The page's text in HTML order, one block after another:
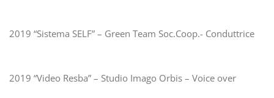
2019 “Sistema SELF” – Green Team Soc.Coop.- Conduttrice
2019 “Video Resba” – Studio Imago Orbis – Voice over